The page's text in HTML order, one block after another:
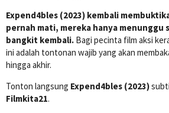
Expend4bles (2023) kembali
pernah mati, mereka hanya
bangkit kembali. Bagi pecinta film aksi
ini adalah tontonan wajib yang akan
hingga akhir.
Tonton langsung Expend4bles (2023)
Filmkita21.